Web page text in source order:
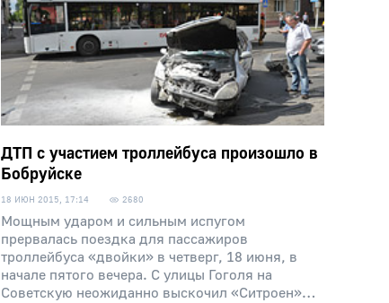
ДТП с участием троллейбуса произошло в
Бобруйске
18 ИЮН 2015, 17:14 2680
Мощным ударом и сильным испугом
прервалась поездка для пассажиров
троллейбуса «двойки» в четверг, 18 июня, в
начале пятого вечера. С улицы Гоголя на
Советскую неожиданно выскочил «Ситроен»…